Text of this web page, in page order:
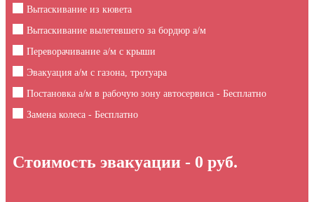
Вытаскивание из кювета
Вытаскивание вылетевшего за бордюр а/м
Переворачивание а/м с крыши
Эвакуация а/м с газона, тротуара
Постановка а/м в рабочую зону автосервиса - Бесплатно
Замена колеса - Бесплатно
Стоимость эвакуации - 0 руб.